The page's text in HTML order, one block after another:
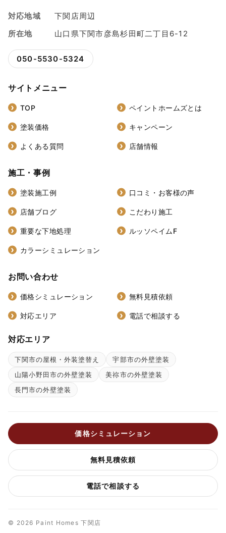
対応地域
下関店周辺
所在地
山口県下関市彦島杉田町二丁目6-12
050-5530-5324
サイトメニュー
TOP ペイントホームズとは
塗装価格 キャンペーン
よくある質問 店舗情報
施工・事例
塗装施工例 口コミ・お客様の声
店舗ブログ こだわり施工
重要な下地処理 ルッソペイムF
カラーシミュレーション
お問い合わせ
価格シミュレーション 無料見積依頼
対応エリア 電話で相談する
対応エリア
下関市の屋根・外装塗替え
宇部市の外壁塗装
山陽小野田市の外壁塗装
美祢市の外壁塗装
長門市の外壁塗装
価格シミュレーション
無料見積依頼
電話で相談する
© 2026 Paint Homes 下関店